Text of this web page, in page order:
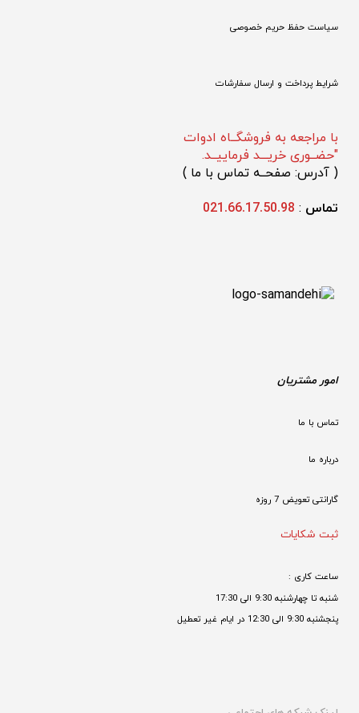
سیاست حفظ حریم خصوصی
شرایط پرداخت و ارسال سفارشات
با مراجعه به فروشگــاه ادوات
"حضــوری خریـــد فرماییــد.
( آدرس: صفحــه تماس با ما )
تماس :
021.66.17.50.98
امور مشتریان
تماس با ما
درباره ما
گارانتی تعویض 7 روزه
ثبت شکایات
ساعت کاری :
شنبه تا چهارشنبه 9:30 الی 17:30
پنجشنبه 9:30 الی 12:30 در ایام غیر تعطیل